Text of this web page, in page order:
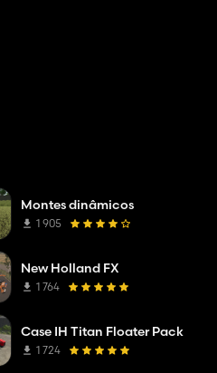
Montes dinâmicos
1 905
New Holland FX
1 764
Case IH Titan Floater Pack
1 724